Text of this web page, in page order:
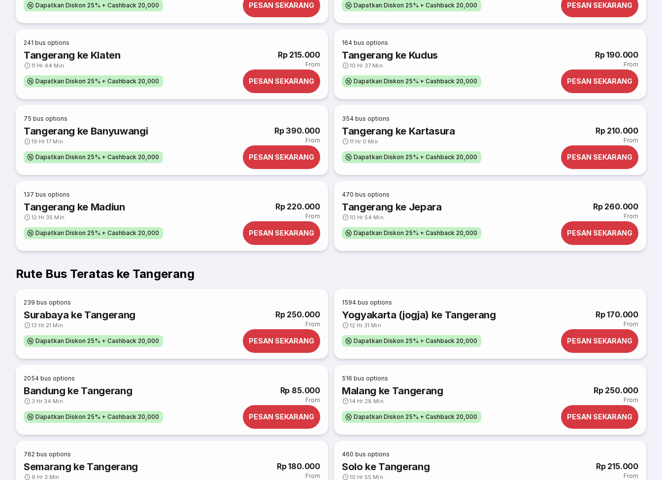
Dapatkan Diskon 25% + Cashback 20,000 PESAN SEKARANG Dapatkan Diskon 25% + Cashback 20,000 PESAN SEKARANG
241 bus options
Tangerang ke Klaten
11 Hr 44 Min
Rp 215.000
From
Dapatkan Diskon 25% + Cashback 20,000 PESAN SEKARANG
164 bus options
Tangerang ke Kudus
10 Hr 37 Min
Rp 190.000
From
Dapatkan Diskon 25% + Cashback 20,000 PESAN SEKARANG
75 bus options
Tangerang ke Banyuwangi
19 Hr 17 Min
Rp 390.000
From
Dapatkan Diskon 25% + Cashback 20,000 PESAN SEKARANG
354 bus options
Tangerang ke Kartasura
11 Hr 0 Min
Rp 210.000
From
Dapatkan Diskon 25% + Cashback 20,000 PESAN SEKARANG
137 bus options
Tangerang ke Madiun
12 Hr 35 Min
Rp 220.000
From
Dapatkan Diskon 25% + Cashback 20,000 PESAN SEKARANG
470 bus options
Tangerang ke Jepara
10 Hr 54 Min
Rp 260.000
From
Dapatkan Diskon 25% + Cashback 20,000 PESAN SEKARANG
Rute Bus Teratas ke Tangerang
239 bus options
Surabaya ke Tangerang
13 Hr 21 Min
Rp 250.000
From
Dapatkan Diskon 25% + Cashback 20,000 PESAN SEKARANG
1594 bus options
Yogyakarta (jogja) ke Tangerang
12 Hr 31 Min
Rp 170.000
From
Dapatkan Diskon 25% + Cashback 20,000 PESAN SEKARANG
2054 bus options
Bandung ke Tangerang
3 Hr 34 Min
Rp 85.000
From
Dapatkan Diskon 25% + Cashback 20,000 PESAN SEKARANG
516 bus options
Malang ke Tangerang
14 Hr 28 Min
Rp 250.000
From
Dapatkan Diskon 25% + Cashback 20,000 PESAN SEKARANG
762 bus options
Semarang ke Tangerang
9 Hr 3 Min
Rp 180.000
From
460 bus options
Solo ke Tangerang
10 Hr 55 Min
Rp 215.000
From